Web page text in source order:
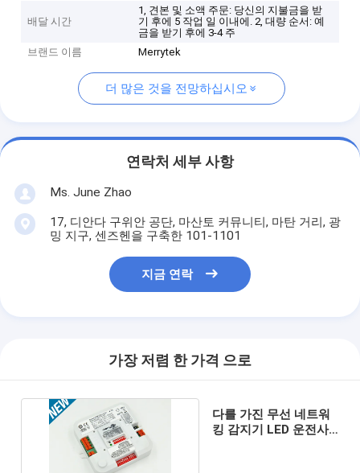
배달 시간
1, 견본 및 소액 주문: 당신의 지불금을 받
기 후에 5 작업 일 이내에. 2, 대량 순서: 예
금을 받기 후에 3-4 주
브랜드 이름
Merrytek
더 많은 것을 전망하십시오
연락처 세부 사항
Ms. June Zhao
17, 디안다 구위안 공단, 마산토 커뮤니티, 마탄 거리, 광
밍 지구, 센즈헨을 구축한 101-1101
지금 연락
가장 저렴 한 가격 으로
다를 가진 무선 네트워
킹 감지기 LED 운전사